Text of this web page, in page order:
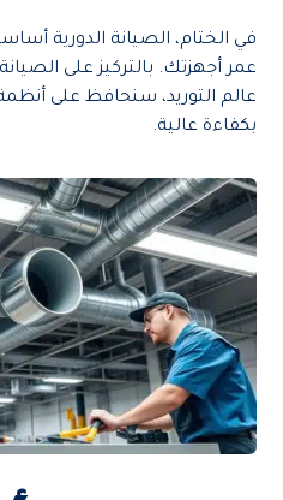
في الختام، الصيانة الدورية
عمر أجهزتك. بالتركيز على
عالم التوريد، سنحافظ على
بكفاءة عالية.